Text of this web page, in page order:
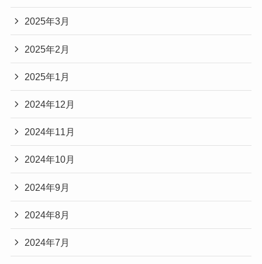
2025年3月
2025年2月
2025年1月
2024年12月
2024年11月
2024年10月
2024年9月
2024年8月
2024年7月